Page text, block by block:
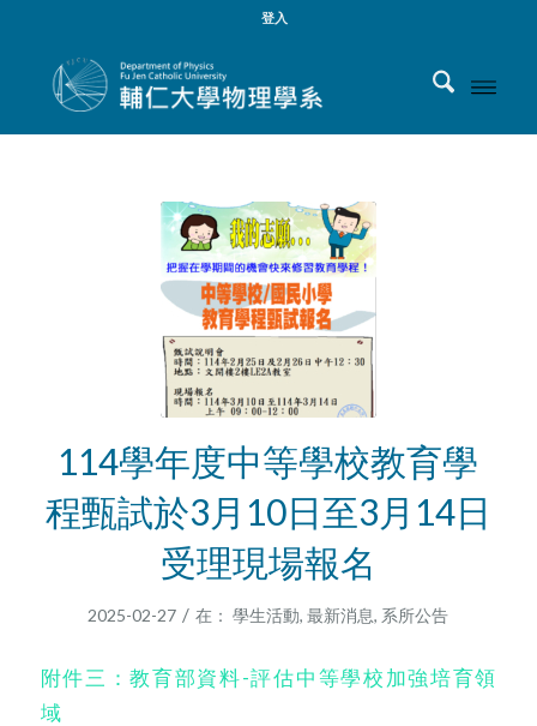
登入
114學年度中等學校教育學
程甄試於3月10日至3月14日
受理現場報名
2025-02-27 / 在：學生活動,最新消息, 系所公告
附件三：教育部資料-評估中等學校加強培育領
域